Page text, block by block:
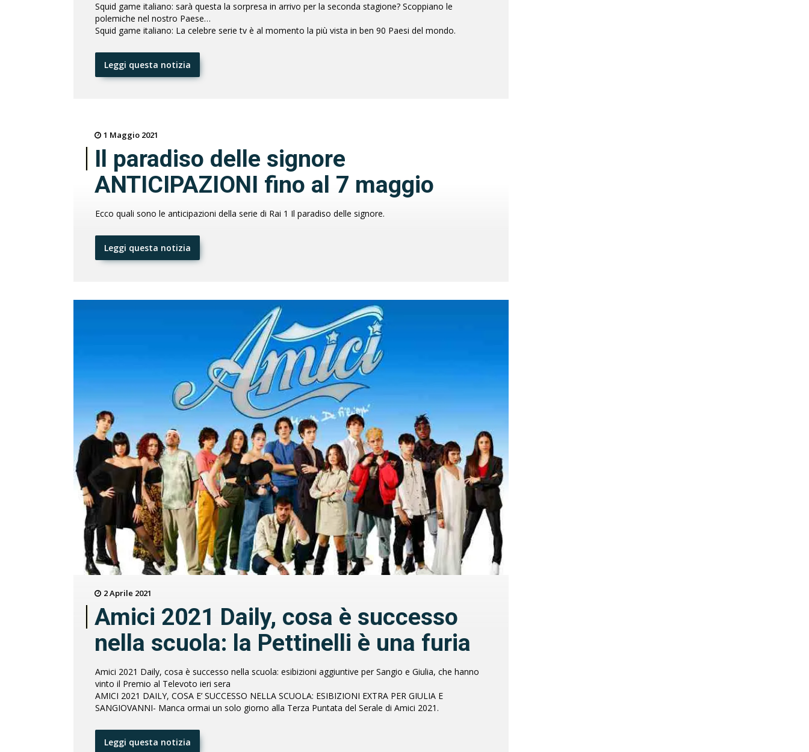
Squid game italiano: sarà questa la sorpresa in arrivo per la seconda stagione? Scoppiano le
polemiche nel nostro Paese…
Squid game italiano: La celebre serie tv è al momento la più vista in ben 90 Paesi del mondo.
Leggi questa notizia
1 Maggio 2021
Il paradiso delle signore
ANTICIPAZIONI fino al 7 maggio
Ecco quali sono le anticipazioni della serie di Rai 1 Il paradiso delle signore.
Leggi questa notizia
2 Aprile 2021
Amici 2021 Daily, cosa è successo
nella scuola: la Pettinelli è una furia
Amici 2021 Daily, cosa è successo nella scuola: esibizioni aggiuntive per Sangio e Giulia, che hanno
vinto il Premio al Televoto ieri sera
AMICI 2021 DAILY, COSA E’ SUCCESSO NELLA SCUOLA: ESIBIZIONI EXTRA PER GIULIA E
SANGIOVANNI- Manca ormai un solo giorno alla Terza Puntata del Serale di Amici 2021.
Leggi questa notizia